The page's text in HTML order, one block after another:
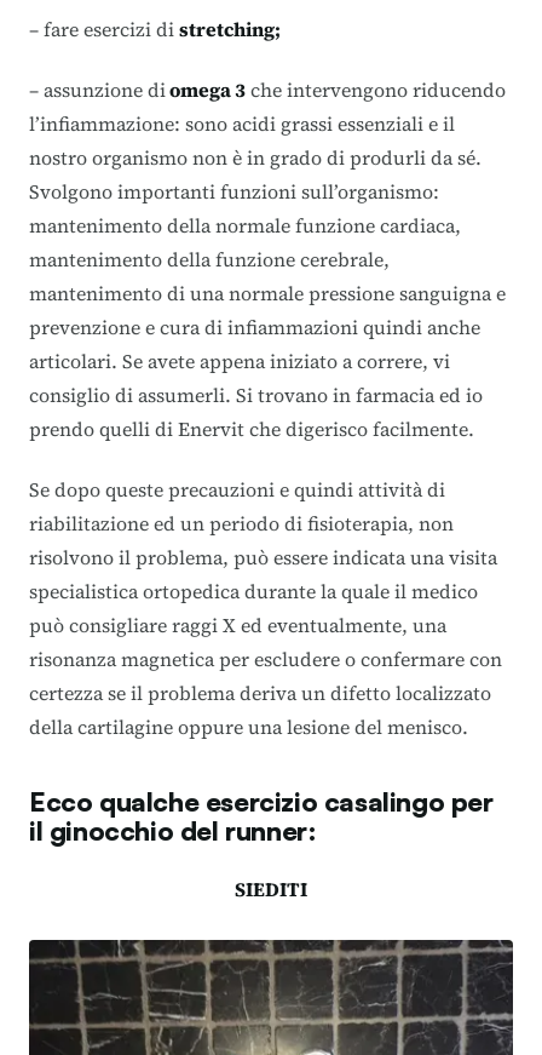
– fare esercizi distretching;
– assunzione diomega 3che intervengono riducendo
l’infiammazione: sono acidi grassi essenziali e il
nostro organismo non è in grado di produrli da sé.
Svolgono importanti funzioni sull’organismo:
mantenimento della normale funzione cardiaca,
mantenimento della funzione cerebrale,
mantenimento di una normale pressione sanguigna e
prevenzione e cura di infiammazioni quindi anche
articolari. Se avete appena iniziato a correre, vi
consiglio di assumerli. Si trovano in farmacia ed io
prendo quelli di Enervit che digerisco facilmente.
Se dopo queste precauzioni e quindi attività di
riabilitazione ed un periodo di fisioterapia, non
risolvono il problema, può essere indicata una visita
specialistica ortopedica durante la quale il medico
può consigliare raggi X ed eventualmente, una
risonanza magnetica per escludere o confermare con
certezza se il problema deriva un difetto localizzato
della cartilagine oppure una lesione del menisco.
Ecco qualche esercizio casalingo per
il ginocchio del runner:
SIEDITI